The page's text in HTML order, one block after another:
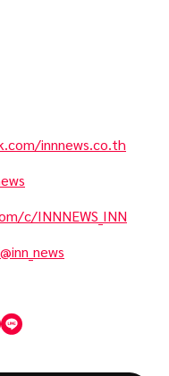
innnews.co.th
c/INNNEWS_INN